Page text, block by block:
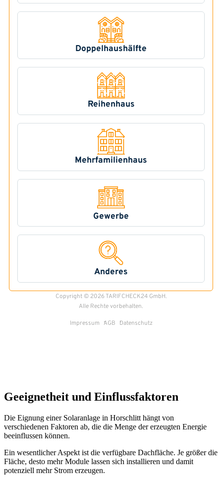
Geeignetheit und Einflussfaktoren
Die Eignung einer Solaranlage in Horschlitt hängt von
verschiedenen Faktoren ab, die die Menge der erzeugten Energie
beeinflussen können.
Ein wesentlicher Aspekt ist die verfügbare Dachfläche. Je größer die
Fläche, desto mehr Module lassen sich installieren und damit
potenziell mehr Strom erzeugen.